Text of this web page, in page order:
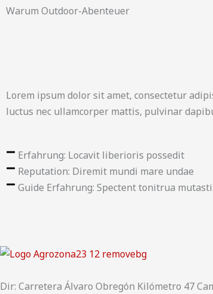
Warum Outdoor-Abenteuer
Lorem ipsum dolor sit amet, consectetur
luctus nec ullamcorper mattis, pulvinar
Erfahrung: Locavit liberioris possedit
Reputation: Diremit mundi mare undae
Guide Erfahrung: Spectent tonitrua
Dir: Carretera Álvaro Obregón Kilómetro 47